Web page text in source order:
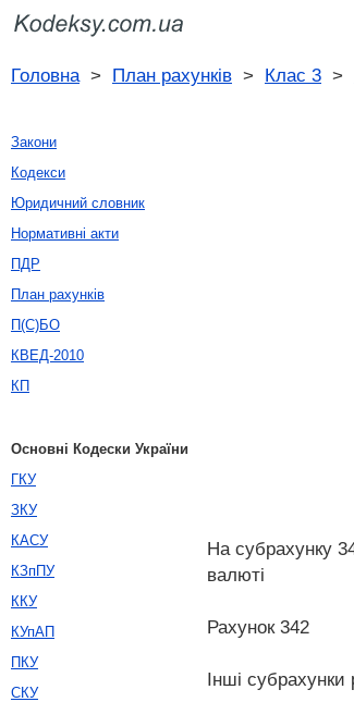
Головна> План рахунків > Клас 3 >
На субрахунку
валюті
Рахунок 342
Інші субрахунки
Закони
Кодекси
Юридичний словник
Нормативні акти
ПДР
План рахунків
П(С)БО
КВЕД-2010
КП
Основні Кодески України
ГКУ
ЗКУ
КАСУ
КЗпПУ
ККУ
КУпАП
ПКУ
СКУ